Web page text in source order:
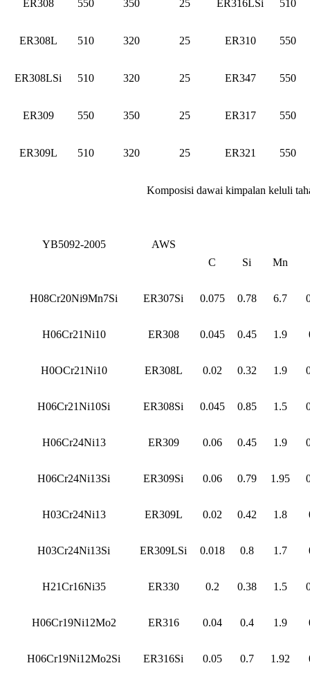
ER308 550 350 25 ER316LSi 510
ER308L 510 320 25 ER310 550
ER308LSi 510 320 25 ER347 550
ER309 550 350 25 ER317 550
ER309L 510 320 25 ER321 550
Komposisi dawai kimpalan keluli
YB5092-2005
AWS
C
Si Mn
H08Cr20Ni9Mn7Si ER307Si 0.075 0.78 6.7
H06Cr21Ni10 ER308 0.045 0.45 1.9
H0OCr21Ni10 ER308L 0.02 0.32 1.9
H06Cr21Ni10Si ER308Si 0.045 0.85 1.5
H06Cr24Ni13 ER309 0.06 0.45 1.9
H06Cr24Ni13Si ER309Si 0.06 0.79 1.95
H03Cr24Ni13 ER309L 0.02 0.42 1.8
H03Cr24Ni13Si ER309LSi 0.018 0.8 1.7
H21Cr16Ni35 ER330 0.2 0.38 1.5
H06Cr19Ni12Mo2 ER316 0.04 0.4 1.9
H06Cr19Ni12Mo2Si ER316Si 0.05 0.7 1.92